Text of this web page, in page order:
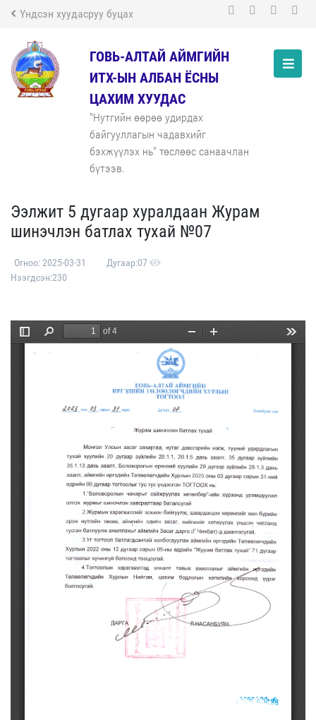
Үндсэн хуудасруу буцах
ГОВЬ-АЛТАЙ АЙМГИЙН
ИТХ-ЫН АЛБАН ЁСНЫ
ЦАХИМ ХУУДАС
"Нутгийн өөрөө удирдах
байгууллагын чадавхийг
бэхжүүлэх нь" төслөөс санаачлан
бүтээв.
Ээлжит 5 дугаар хуралдаан Журам
шинэчлэн батлах тухай №07
Огноо: 2025-03-31
Дугаар:07
Нээгдсэн:230